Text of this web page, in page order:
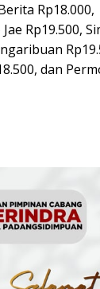
Rp19.500,
dan